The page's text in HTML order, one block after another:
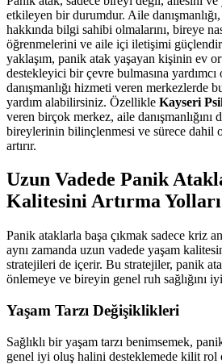
etkileyen bir durumdur. Aile
hakkında bilgi sahibi olmalarını, bireye
öğrenmelerini ve aile içi iletişimi
yaklaşım, panik atak yaşayan kişinin ev
destekleyici bir çevre bulmasına
danışmanlığı hizmeti veren merkezlerde
yardım alabilirsiniz. Özellikle Kayseri
veren birçok merkez, aile danışmanlığını
bireylerinin bilinçlenmesi ve sürece dahil
artırır.
Uzun Vadede Panik
Kalitesini Artırma Yolları
Panik ataklarla başa çıkmak sadece kriz
aynı zamanda uzun vadede yaşam
stratejileri de içerir. Bu stratejiler, panik
önlemeye ve bireyin genel ruh sağlığını
Yaşam Tarzı Değişiklikleri
Sağlıklı bir yaşam tarzı benimsemek,
genel iyi oluş halini desteklemede kilit rol